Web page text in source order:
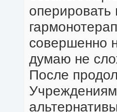
совершенно
думаю не
После
Учреждениям